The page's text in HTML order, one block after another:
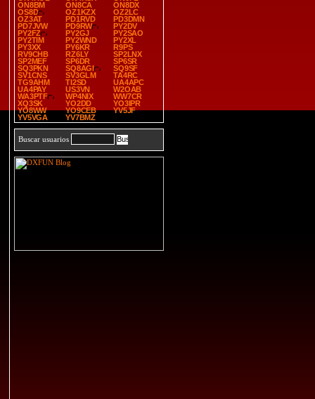
ON8BM
ON8CA
ON8DX
OS8D
OZ1KZX
OZ2LC
OZ3AT
PD1RVD
PD3DMN
PD7JVW
PD9RW
PY2DV
PY2FZ
PY2GJ
PY2SAO
PY2TIM
PY2WND
PY2XL
PY3XX
PY6KR
R9PS
RV9CHB
RZ6LY
SP2LNX
SP2MEF
SP6DR
SP6SR
SQ3PKN
SQ8AGI
SQ9SF
SV1CNS
SV3GLM
TA4RC
TG9AHM
TI2SD
UA4APC
UA4PAY
US3VN
W2OAB
WA3PTF
WP4NIX
WW7CR
XQ3SK
YO2DD
YO3IPR
YO8WW
YO9CEB
YV5JF
YV5VGA
YV7BMZ
Buscar usuarios